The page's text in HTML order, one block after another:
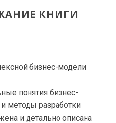
КНИГИ
бизнес-модели
понятия бизнес-
методы разработки
и детально описана